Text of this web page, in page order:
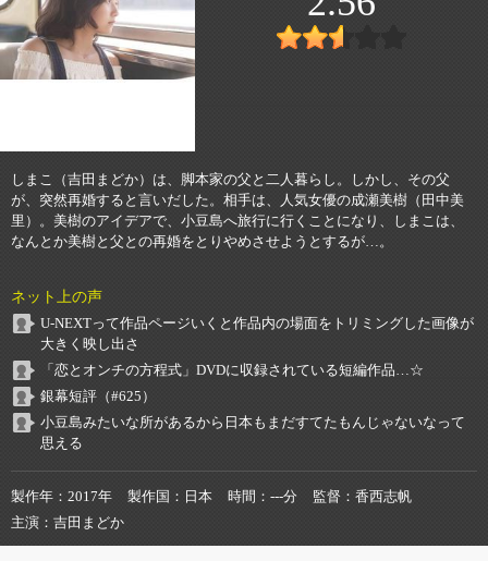
しまこ（吉田まどか）は、脚本家の父と二人暮らし。しかし、その父
が、突然再婚すると言いだした。相手は、人気女優の成瀬美樹（田中美
里）。美樹のアイデアで、小豆島へ旅行に行くことになり、しまこは、
なんとか美樹と父との再婚をとりやめさせようとするが…。
ネット上の声
U-NEXTって作品ページいくと作品内の場面をトリミングした画像が
大きく映し出さ
「恋とオンチの方程式」DVDに収録されている短編作品…☆
銀幕短評（#625）
小豆島みたいな所があるから日本もまだすてたもんじゃないなって
思える
製作年 2017年 製作国 日本 時間 ---分 監督
香西志帆
主演
吉田まどか